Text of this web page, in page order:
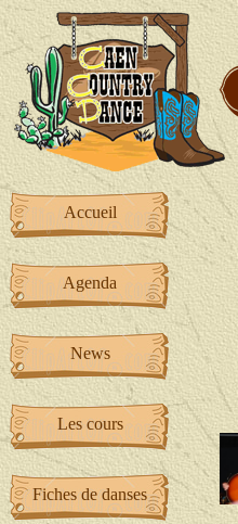
Accueil
Agenda
News
Les cours
Fiches de danses